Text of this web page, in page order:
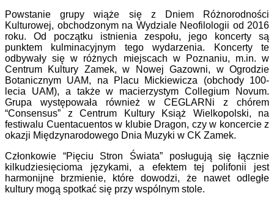
Powstanie grupy wiąże się z Dniem Różnorodności
Kulturowej, obchodzonym na Wydziale Neofilologii od 2016
roku. Od początku istnienia zespołu, jego koncerty są
punktem kulminacyjnym tego wydarzenia. Koncerty te
odbywały się w różnych miejscach w Poznaniu, m.in. w
Centrum Kultury Zamek, w Nowej Gazowni, w Ogrodzie
Botanicznym UAM, na Placu Mickiewicza (obchody 100-
lecia UAM), a także w macierzystym Collegium Novum.
Grupa występowała również w CEGLARNi z chórem
“Consensus” z Centrum Kultury Książ Wielkopolski, na
festiwalu Cuentacuentos w klubie Dragon, czy w koncercie z
okazji Międzynarodowego Dnia Muzyki w CK Zamek.
Członkowie “Pięciu Stron Świata” posługują się łącznie
kilkudziesięcioma językami, a efektem tej polifonii jest
harmonijne brzmienie, które dowodzi, że nawet odległe
kultury mogą spotkać się przy wspólnym stole.